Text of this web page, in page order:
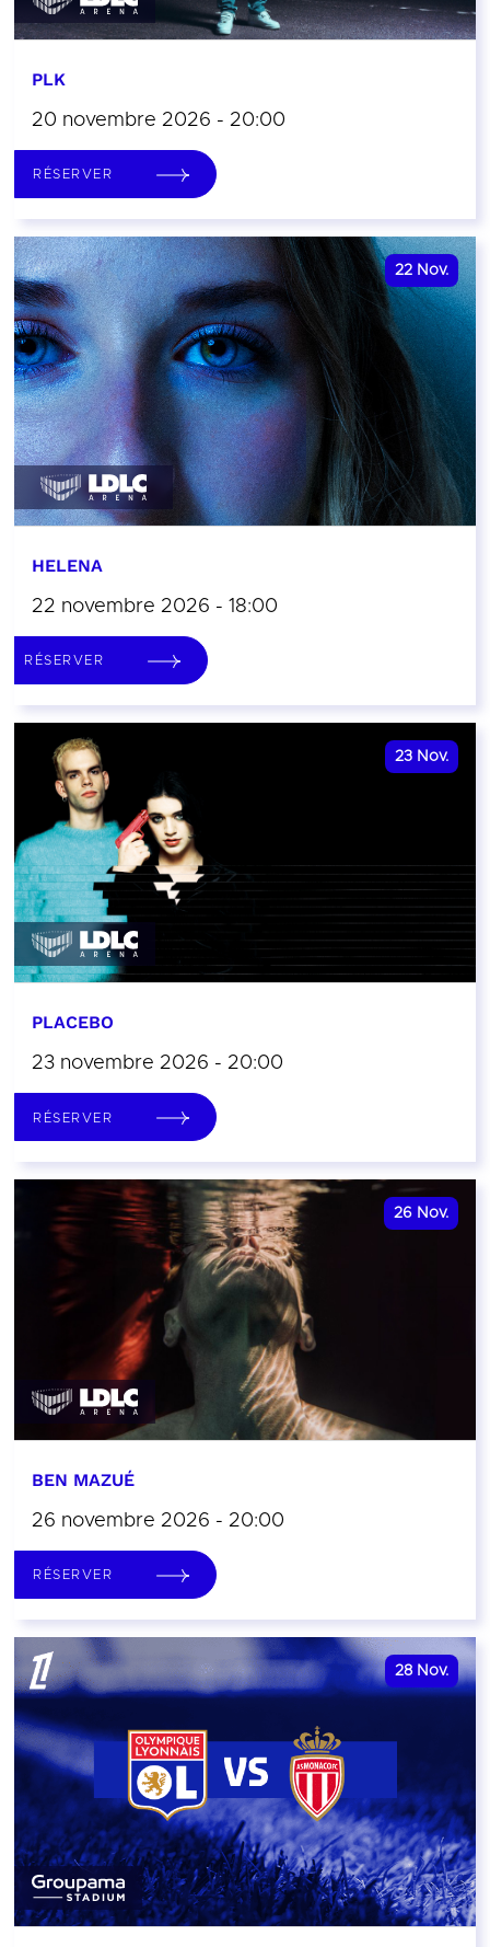
PLK
20 novembre 2026 - 20:00
RÉSERVER
22 Nov.
HELENA
22 novembre 2026 - 18:00
RÉSERVER
23 Nov.
PLACEBO
23 novembre 2026 - 20:00
RÉSERVER
26 Nov.
BEN MAZUÉ
26 novembre 2026 - 20:00
RÉSERVER
28 Nov.